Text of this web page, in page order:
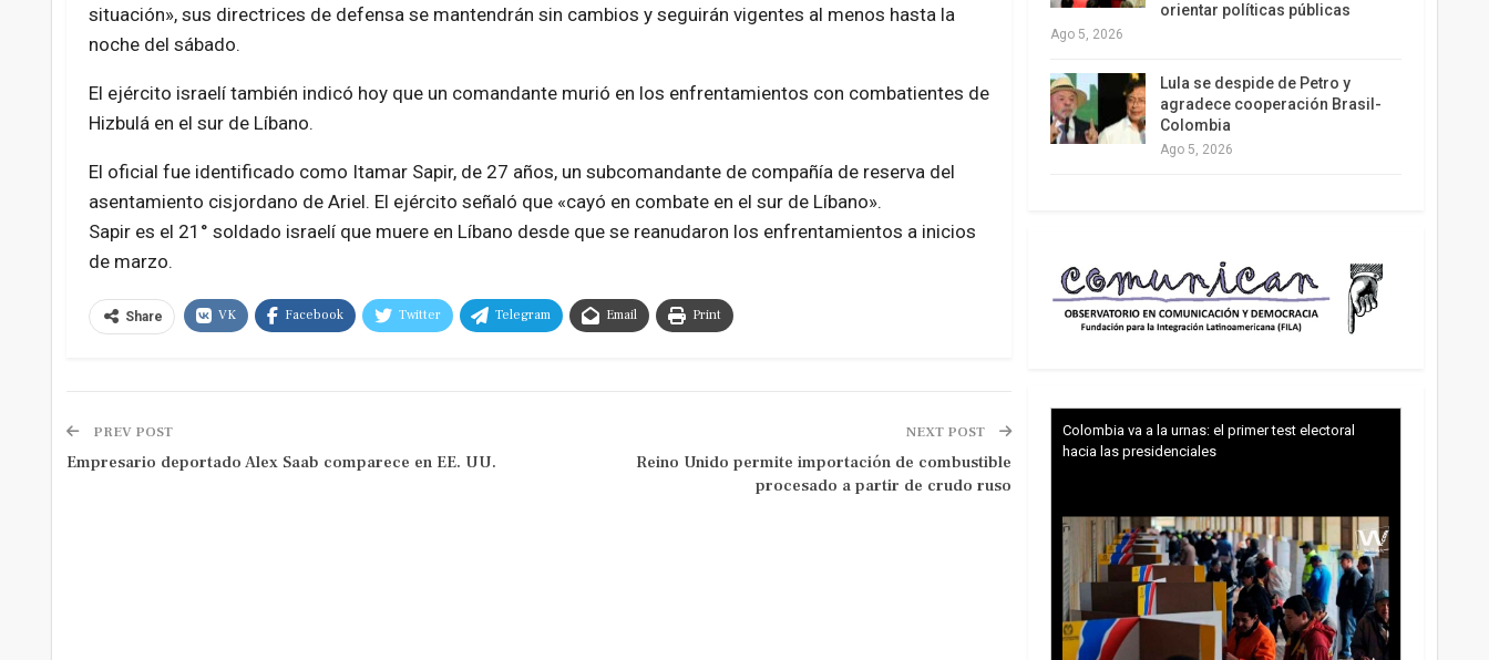
situación», sus directrices de defensa se mantendrán sin cambios y seguirán vigentes al menos hasta la
noche del sábado.
El ejército israelí también indicó hoy que un comandante murió en los enfrentamientos con combatientes de
Hizbulá en el sur de Líbano.
El oficial fue identificado como Itamar Sapir, de 27 años, un subcomandante de compañía de reserva del
asentamiento cisjordano de Ariel. El ejército señaló que «cayó en combate en el sur de Líbano».
Sapir es el 21° soldado israelí que muere en Líbano desde que se reanudaron los enfrentamientos a inicios
de marzo.
Share VK Facebook Twitter Telegram Email Print
PREV POST
Empresario deportado Alex Saab comparece en EE. UU.
NEXT POST
Reino Unido permite importación de combustible
procesado a partir de crudo ruso
orientar políticas públicas
Ago 5, 2026
Lula se despide de Petro y
agradece cooperación Brasil-
Colombia
Ago 5, 2026
Colombia va a la urnas: el primer test electoral
hacia las presidenciales